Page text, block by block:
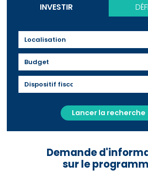
INVESTIR
Budget
Lancer la recherche
Demande
sur le